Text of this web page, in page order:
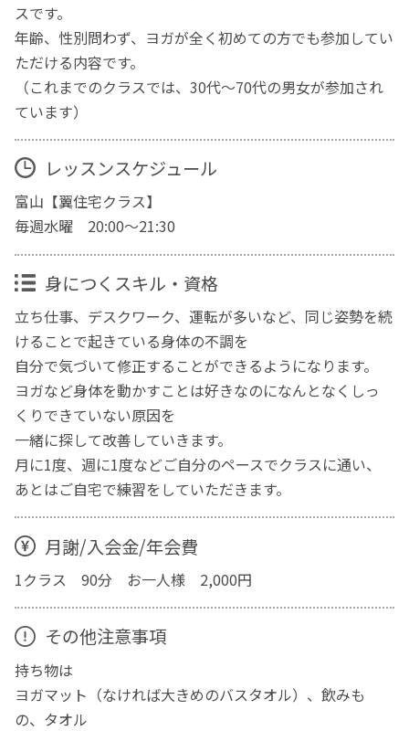
スです。
年齢、性別問わず、ヨガが全く初めての方でも参加してい
ただける内容です。
（これまでのクラスでは、30代～70代の男女が参加され
ています）
レッスンスケジュール
富山【翼住宅クラス】
毎週水曜 20:00～21:30
身につくスキル・資格
立ち仕事、デスクワーク、運転が多いなど、同じ姿勢を続
けることで起きている身体の不調を
自分で気づいて修正することができるようになります。
ヨガなど身体を動かすことは好きなのになんとなくしっ
くりできていない原因を
一緒に探して改善していきます。
月に1度、週に1度などご自分のペースでクラスに通い、
あとはご自宅で練習をしていただきます。
月謝/入会金/年会費
1クラス 90分 お一人様 2,000円
その他注意事項
持ち物は
ヨガマット（なければ大きめのバスタオル）、飲みも
の、タオル